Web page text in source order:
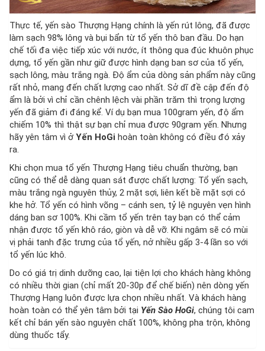
Thực tế, yến sào Thượng Hạng chính là yến rút lông, đã được
làm sạch 98% lông và bụi bẩn từ tổ yến thô ban đầu. Do hạn
chế tối đa việc tiếp xúc với nước, ít thông qua đúc khuôn phục
dựng, tổ yến gần như giữ được hình dạng ban sơ của tổ yến,
sạch lông, màu trắng ngà. Độ ẩm của dòng sản phẩm này cũng
rất nhỏ, mang đến chất lượng cao nhất. Sở dĩ đề cập đến độ
ẩm là bởi vì chỉ cần chênh lệch vài phần trăm thì trọng lượng
yến đã giảm đi đáng kể. Ví dụ bạn mua 100gram yến, độ ẩm
chiếm 10% thì thật sự bạn chỉ mua được 90gram yến. Nhưng
hãy yên tâm vì ở Yến HoGi hoàn toàn không có điều đó xảy
ra.
Khi chọn mua tổ yến Thượng Hạng tiêu chuẩn thường, bạn
cũng có thể dễ dàng quan sát được chất lượng: Tổ yến sạch,
màu trắng ngà nguyên thủy, 2 mặt sợi, liên kết bề mặt sợi có
khe hở. Tổ yến có hình võng – cánh sen, tỷ lệ nguyên vẹn hình
dáng ban sơ 100%. Khi cầm tổ yến trên tay bạn có thể cảm
nhận được tổ yến khô ráo, giòn và dễ vỡ. Khi ngâm sẽ có mùi
vị phải tanh đặc trưng của tổ yến, nở nhiều gấp 3-4 lần so với
tổ yến lúc khô.
Do có giá trị dinh dưỡng cao, lại tiện lợi cho khách hàng không
có nhiều thời gian (chỉ mất 20-30p để chế biến) nên dòng yến
Thượng Hạng luôn được lựa chọn nhiều nhất. Và khách hàng
hoàn toàn có thể yên tâm bởi tại Yến Sào HoGi, chúng tôi cam
kết chỉ bán yến sào nguyên chất 100%, không pha trộn, không
dùng thuốc tẩy.